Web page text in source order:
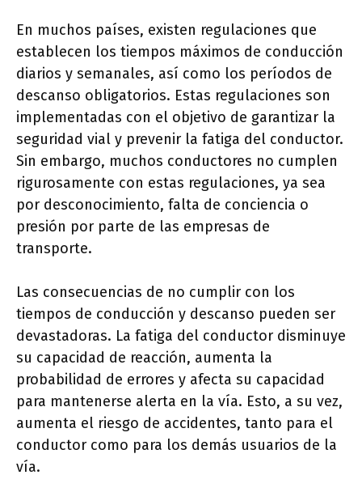
En muchos países, existen regulaciones que
establecen los tiempos máximos de conducción
diarios y semanales, así como los períodos de
descanso obligatorios. Estas regulaciones son
implementadas con el objetivo de garantizar la
seguridad vial y prevenir la fatiga del conductor.
Sin embargo, muchos conductores no cumplen
rigurosamente con estas regulaciones, ya sea
por desconocimiento, falta de conciencia o
presión por parte de las empresas de
transporte.
Las consecuencias de no cumplir con los
tiempos de conducción y descanso pueden ser
devastadoras. La fatiga del conductor disminuye
su capacidad de reacción, aumenta la
probabilidad de errores y afecta su capacidad
para mantenerse alerta en la vía. Esto, a su vez,
aumenta el riesgo de accidentes, tanto para el
conductor como para los demás usuarios de la
vía.